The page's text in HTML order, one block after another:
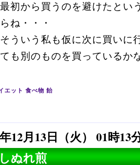
初から買うのを避けたとい
ね・・・
ういう私も仮に次に買いに
も別のものを買っているか
エット 食べ物 飴
12月13日（火） 01時13
ぬれ煎